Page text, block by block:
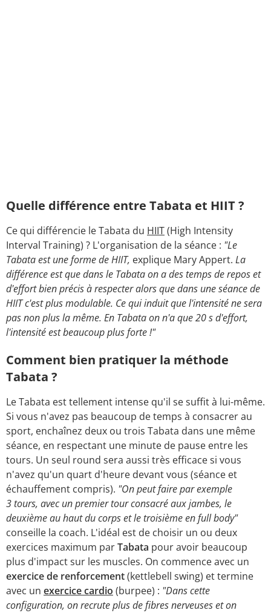
Quelle différence entre Tabata et HIIT ?
Ce qui différencie le Tabata du HIIT(High Intensity
Interval Training) ? L'organisation de la séance : "Le
Tabata est une forme de HIIT, explique Mary Appert. La
différence est que dans le Tabata on a des temps de repos et
d'effort bien précis à respecter alors que dans une séance de
HIIT c'est plus modulable. Ce qui induit que l'intensité ne sera
pas non plus la même. En Tabata on n'a que 20 s d'effort,
l'intensité est beaucoup plus forte !"
Comment bien pratiquer la méthode
Tabata ?
Le Tabata est tellement intense qu'il se suffit à lui-même.
Si vous n'avez pas beaucoup de temps à consacrer au
sport, enchaînez deux ou trois Tabata dans une même
séance, en respectant une minute de pause entre les
tours. Un seul round sera aussi très efficace si vous
n'avez qu'un quart d'heure devant vous (séance et
échauffement compris). "On peut faire par exemple
3 tours, avec un premier tour consacré aux jambes, le
deuxième au haut du corps et le troisième en full body"
conseille la coach. L'idéal est de choisir un ou deux
exercices maximum parTabata pour avoir beaucoup
plus d'impact sur les muscles. On commence avec un
exercice de renforcement(kettlebell swing) et termine
avec un exercice cardio (burpee) : "Dans cette
configuration, on recrute plus de fibres nerveuses et on